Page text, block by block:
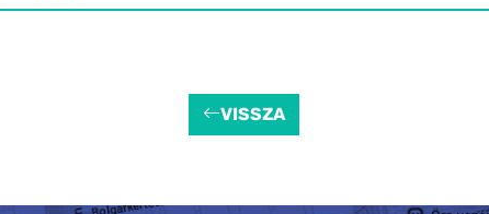
VISSZA